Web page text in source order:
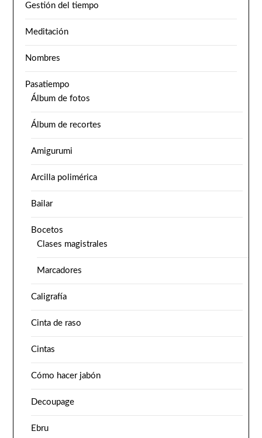
Gestión del tiempo
Meditación
Nombres
Pasatiempo
Álbum de fotos
Álbum de recortes
Amigurumi
Arcilla polimérica
Bailar
Bocetos
Clases magistrales
Marcadores
Caligrafía
Cinta de raso
Cintas
Cómo hacer jabón
Decoupage
Ebru